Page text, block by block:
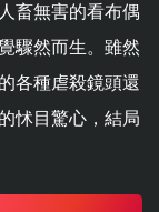
畜無害的看布偶
驟然而生。雖然
各種虐殺鏡頭還
怵目驚心，結局